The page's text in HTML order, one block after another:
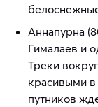
Аннапурна
Гималаев и
Треки
красивыми
путников